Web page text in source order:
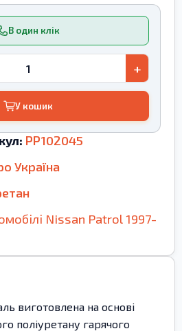
В один клік
+
У кошик
PP102045
Україна
Nissan Patrol1997-
виготовлена на основі
поліуретану гарячого